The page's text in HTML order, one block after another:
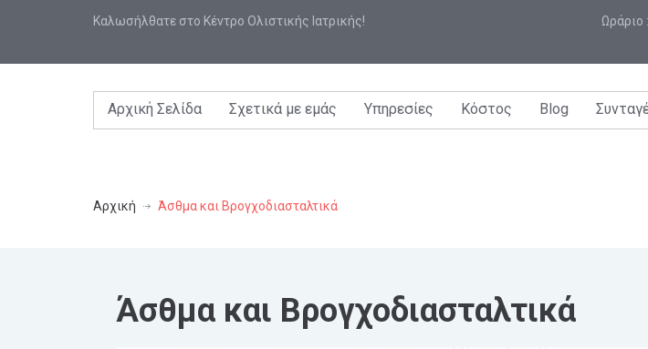
Καλωσήλθατε στο Κέντρο Ολιστικής Ιατρικής! Ωράριο :
Αρχική Σελίδα Σχετικά με εμάς Υπηρεσίες Κόστος Blog
Αρχική Άσθμα και Βρογχοδιασταλτικά
Άσθμα και Βρογχοδιασταλτικά